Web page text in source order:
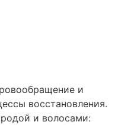
и
восстановления.
и волосами: